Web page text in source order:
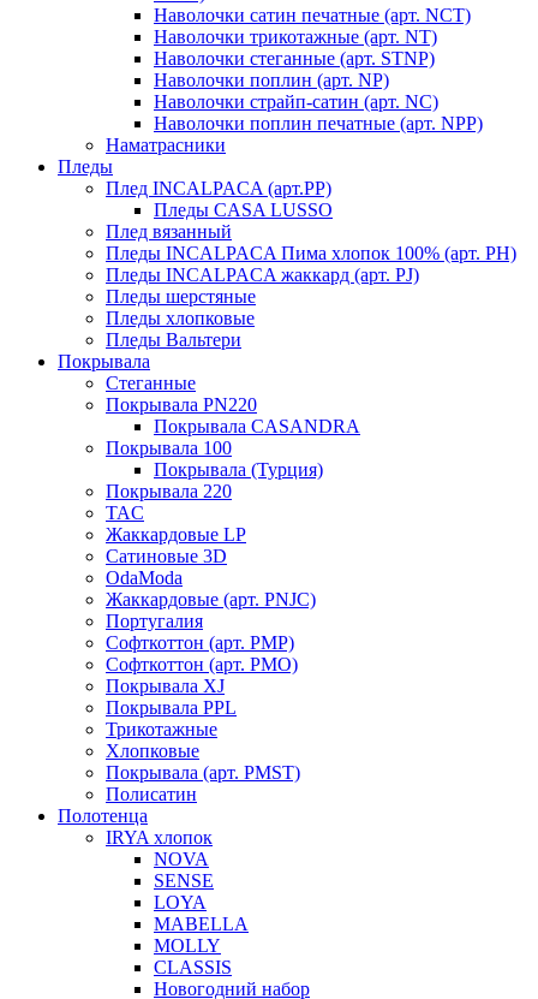
Наволочки сатин печатные (арт. NCT)
Наволочки трикотажные (арт. NT)
Наволочки стеганные (арт. STNP)
Наволочки поплин (арт. NP)
Наволочки страйп-сатин (арт. NC)
Наволочки поплин печатные (арт. NPP)
Наматрасники
Пледы
Плед INCALPACA (арт.PP)
Пледы CASA LUSSO
Плед вязанный
Пледы INCALPACA Пима хлопок 100% (арт. PH)
Пледы INCALPACA жаккард (арт. PJ)
Пледы шерстяные
Пледы хлопковые
Пледы Вальтери
Покрывала
Стеганные
Покрывала PN220
Покрывала CASANDRA
Покрывала 100
Покрывала (Турция)
Покрывала 220
TAC
Жаккардовые LP
Сатиновые 3D
OdaModa
Жаккардовые (арт. PNJC)
Португалия
Софткоттон (арт. PMP)
Софткоттон (арт. PMO)
Покрывала XJ
Покрывала PPL
Трикотажные
Хлопковые
Покрывала (арт. PMST)
Полисатин
Полотенца
IRYA хлопок
NOVA
SENSE
LOYA
MABELLA
MOLLY
CLASSIS
Новогодний набор